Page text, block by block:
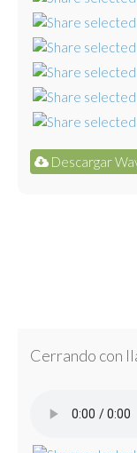
Descargar
Cerrando con